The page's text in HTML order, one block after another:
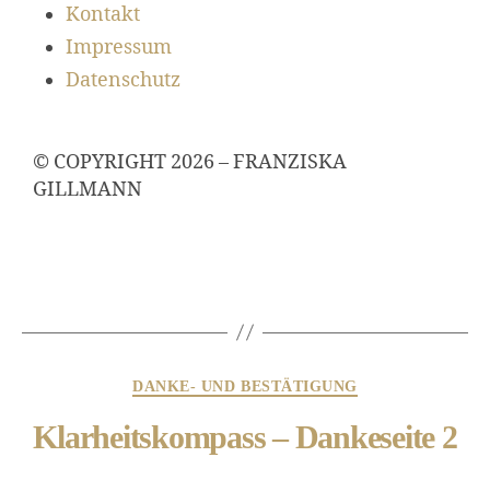
Kontakt
Impressum
Datenschutz
© COPYRIGHT 2026 – FRANZISKA
GILLMANN
DANKE- UND BESTÄTIGUNG
Klarheitskompass – Dankeseite 2